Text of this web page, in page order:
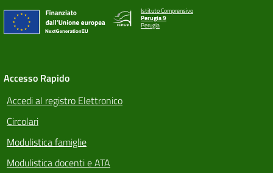
Istituto Comprensivo
Perugia 9
Perugia
Accesso Rapido
Accedi al registro Elettronico
Circolari
Modulistica famiglie
Modulistica docenti e ATA